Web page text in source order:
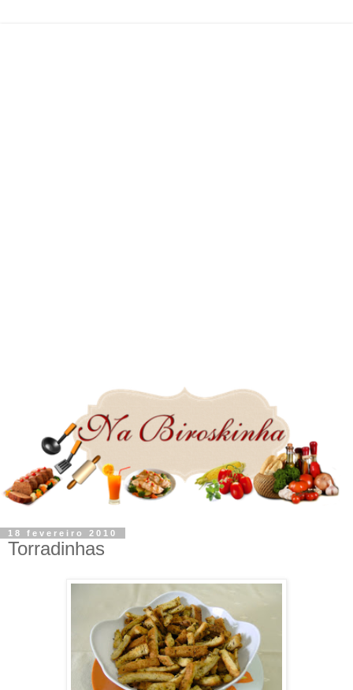
18 fevereiro 2010
Torradinhas